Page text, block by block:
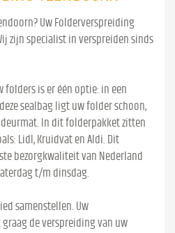
Uw Folderverspreiding
zijn specialist in verspreiden sinds
folders is er één optie: in een
sealbag ligt uw folder schoon,
In dit folderpakket zitten
Lidl, Kruidvat en Aldi. Dit
bezorgkwaliteit van Nederland
t/m dinsdag.
samenstellen. Uw
de verspreiding van uw